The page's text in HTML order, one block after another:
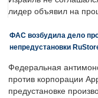
лидер объявил на
ФАС возбудила дело
непредустановки
Федеральная
против корпорации
предустановке